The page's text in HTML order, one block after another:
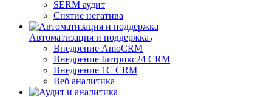
SERM аудит
Снятие негатива
Автоматизация и поддержка
Внедрение AmoCRM
Внедрение Битрикс24 CRM
Внедрение 1C CRM
Веб аналитика